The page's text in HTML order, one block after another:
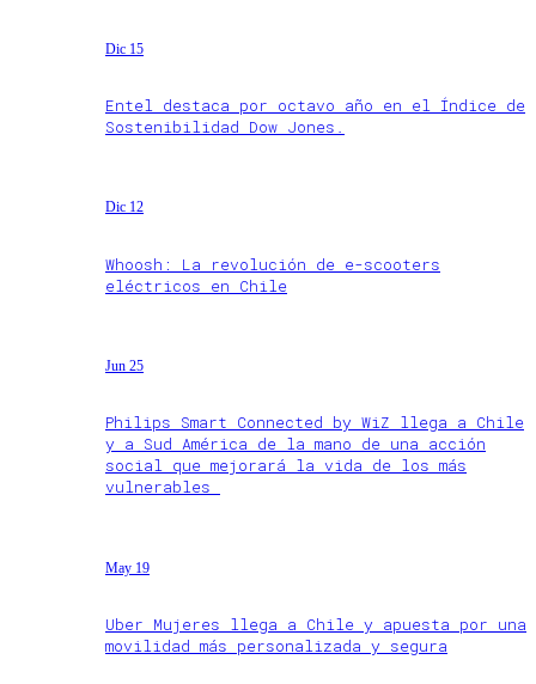
Dic 15
Entel destaca por octavo año en el Índice de
Sostenibilidad Dow Jones.
Dic 12
Whoosh: La revolución de e-scooters
eléctricos en Chile
Jun 25
Philips Smart Connected by WiZ llega a Chile
y a Sud América de la mano de una acción
social que mejorará la vida de los más
vulnerables
May 19
Uber Mujeres llega a Chile y apuesta por una
movilidad más personalizada y segura